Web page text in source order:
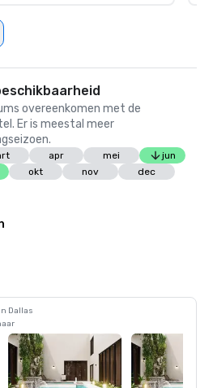
overeenkomen met de
Er is meestal meer
apr mei
jun
okt nov dec
Dallas